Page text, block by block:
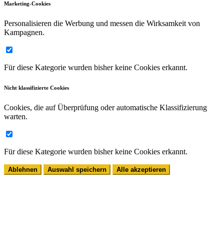
Marketing-Cookies
Personalisieren die Werbung und messen die Wirksamkeit von
Kampagnen.
Für diese Kategorie wurden bisher keine Cookies erkannt.
Nicht klassifizierte Cookies
Cookies, die auf Überprüfung oder automatische Klassifizierung
warten.
Für diese Kategorie wurden bisher keine Cookies erkannt.
Ablehnen Auswahl speichern Alle akzeptieren